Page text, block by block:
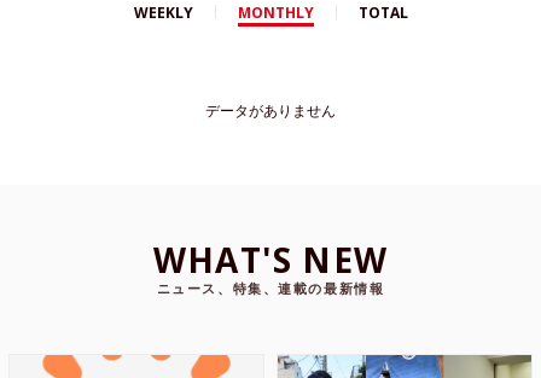
WEEKLY MONTHLY TOTAL
データがありません
WHAT'S NEW
ニュース、特集、連載の最新情報